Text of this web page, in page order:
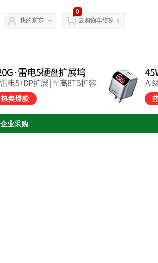
我的京东
0
去购物车结算
企业采购